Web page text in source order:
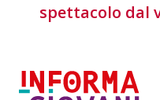
spettacolo dal